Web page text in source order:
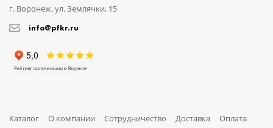
г. Воронеж, ул. Землячки, 15
info@pfkr.ru
Каталог О компании Сотрудничество Доставка
Оплата